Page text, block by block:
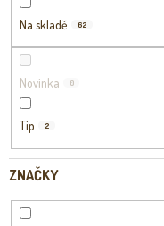
Na skladě 62
Novinka 0
Tip 2
ZNAČKY